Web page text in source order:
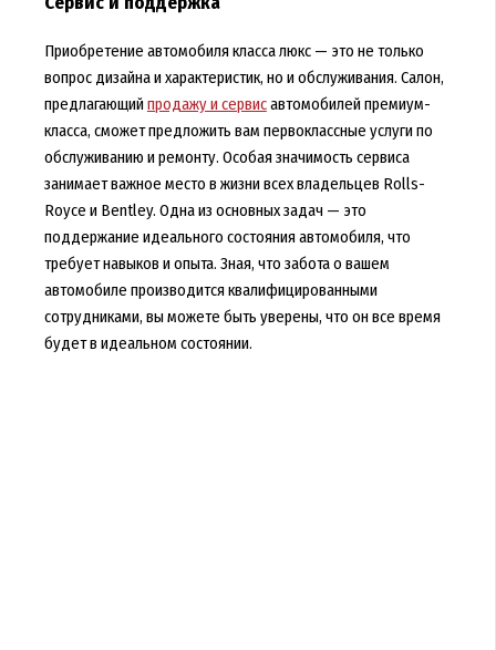
Приобретение автомобиля класса люкс — это не только
вопрос дизайна и характеристик, но и обслуживания. Салон,
предлагающийпродажу и сервисавтомобилей премиум-
класса, сможет предложить вам первоклассные услуги по
обслуживанию и ремонту. Особая значимость сервиса
занимает важное место в жизни всех владельцев Rolls-
Royce и Bentley. Одна из основных задач — это
поддержание идеального состояния автомобиля, что
требует навыков и опыта. Зная, что забота о вашем
автомобиле производится квалифицированными
сотрудниками, вы можете быть уверены, что он все время
будет в идеальном состоянии.